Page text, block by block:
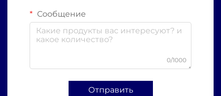
Сообщение
0/1000
Отправить